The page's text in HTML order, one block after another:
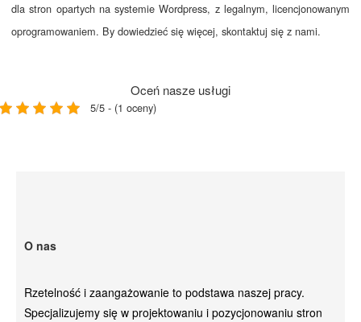
dla stron opartych na systemie Wordpress, z legalnym, licencjonowanym
oprogramowaniem. By dowiedzieć się więcej, skontaktuj się z nami.
Oceń nasze usługi
5/5 - (1 oceny)
O nas
Rzetelność i zaangażowanie to podstawa naszej pracy.
Specjalizujemy się w projektowaniu i pozycjonowaniu stron